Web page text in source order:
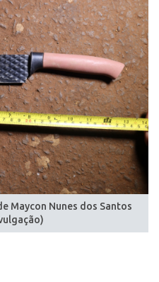
Maycon Nunes dos Santos